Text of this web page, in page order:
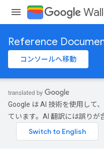
Reference
コンソールへ移動
Google は AI 技術を使用して
ています。AI 翻訳には誤りが